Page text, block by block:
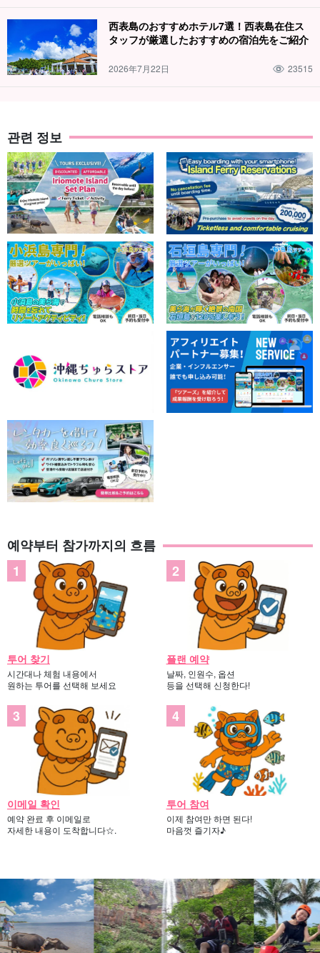
西表島のおすすめホテル7選！西表島在住ス
タッフが厳選したおすすめの宿泊先をご紹介
2026年7月22日 23515
관련 정보
예약부터 참가까지의 흐름
투어 찾기
시간대나 체험 내용에서
원하는 투어를 선택해 보세요
플랜 예약
날짜, 인원수, 옵션
등을 선택해 신청한다!
이메일 확인
예약 완료 후 이메일로
자세한 내용이 도착합니다☆.
투어 참여
이제 참여만 하면 된다!
마음껏 즐기자♪